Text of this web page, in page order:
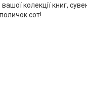
колекції книг,
сот!